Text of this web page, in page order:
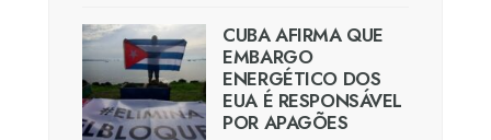
CUBA AFIRMA QUE
EMBARGO
ENERGÉTICO DOS
EUA É RESPONSÁVEL
POR APAGÕES